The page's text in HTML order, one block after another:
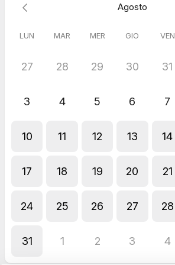
5.0 recensione
Mario
Apr 2026
Risposta dall'host
Agosto
LUN MAR MER GIO VEN
27 28 29 30 31
3 4 5 6 7
10 11 12 13 14
17 18 19 20 21
24 25 26 27 28
31 1 2 3 4